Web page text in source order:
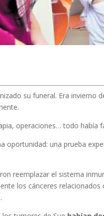
su funeral. Era invierno
operaciones… todo había
oportunidad: una prueba
reemplazar el sistema
los cánceres